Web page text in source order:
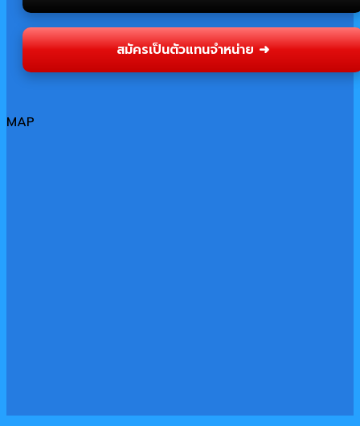
สมัครเป็นตัวแทนจำหน่าย ➜
MAP